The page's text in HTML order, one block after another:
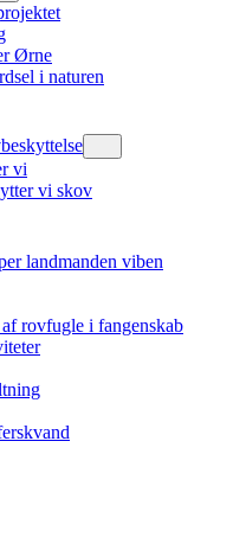
Ørne
i naturen
vi
vi skov
landmanden viben
rovfugle i fangenskab